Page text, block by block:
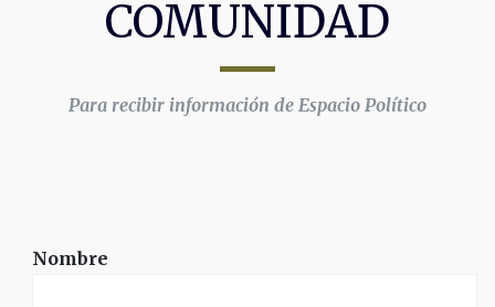
COMUNIDAD
Para recibir información de Espacio Político
Nombre